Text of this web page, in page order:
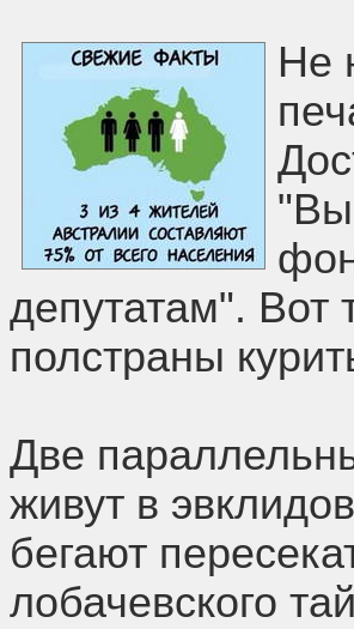
Не
депутатам". Вот
полстраны
Две
живут в
бегают
лобачевского